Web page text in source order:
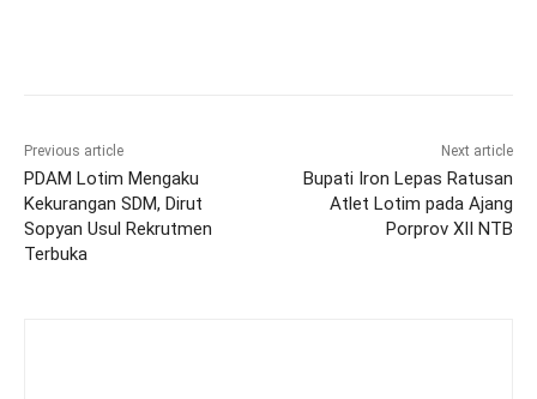
Previous article
PDAM Lotim Mengaku
Kekurangan SDM, Dirut
Sopyan Usul Rekrutmen
Terbuka
Next article
Bupati Iron Lepas Ratusan
Atlet Lotim pada Ajang
Porprov XII NTB